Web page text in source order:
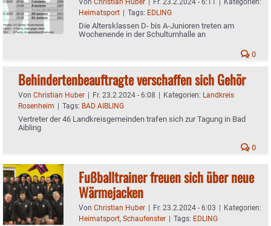
Heimatsport | Tags: EDLING
Die Altersklassen D- bis A-Junioren treten am
Wochenende in der Schulturnhalle an
0
Behindertenbeauftragte verschaffen sich Gehör
Von Christian Huber | Fr. 23.2.2024 - 6:08 | Kategorien: Landkreis
Rosenheim | Tags: BAD AIBLING
Vertreter der 46 Landkreisgemeinden trafen sich zur Tagung in Bad
Aibling
0
Fußballtrainer freuen sich über neue
Wärmejacken
Von Christian Huber | Fr. 23.2.2024 - 6:03 | Kategorien:
Heimatsport, Schaufenster | Tags: EDLING